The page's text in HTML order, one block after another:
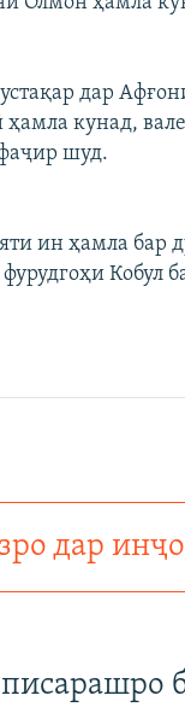
дар
кунад,
шуд.
ин ҳамла бар
Кобул
дар